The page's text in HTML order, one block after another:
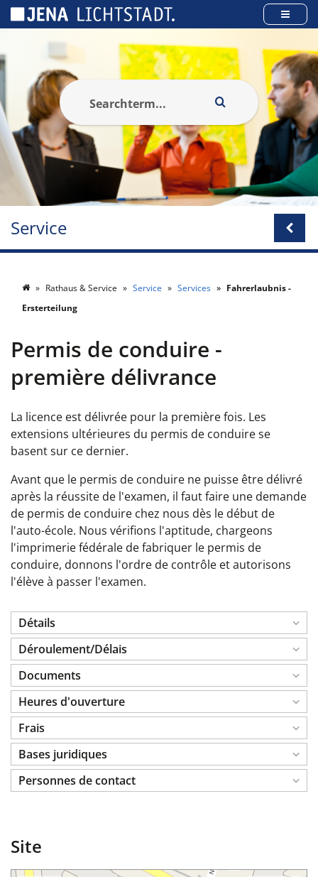
Service
Rathaus & Service Service Services
Fahrerlaubnis -
Ersterteilung
Permis de conduire -
première délivrance
La licence est délivrée pour la première fois. Les
extensions ultérieures du permis de conduire se
basent sur ce dernier.
Avant que le permis de conduire ne puisse être délivré
après la réussite de l'examen, il faut faire une demande
de permis de conduire chez nous dès le début de
l'auto-école. Nous vérifions l'aptitude, chargeons
l'imprimerie fédérale de fabriquer le permis de
conduire, donnons l'ordre de contrôle et autorisons
l'élève à passer l'examen.
Détails
Déroulement/Délais
Documents
Heures d'ouverture
Frais
Bases juridiques
Personnes de contact
Site
Panneau de gestion des cookies